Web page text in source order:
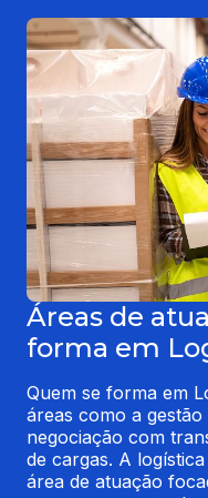
Áreas de
forma em
Quem se forma em
áreas como a
negociação com
de cargas. A
área de atuação